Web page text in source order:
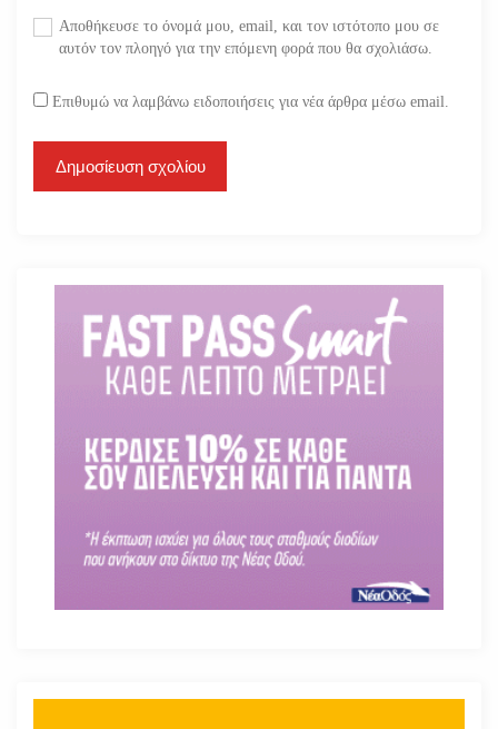
Αποθήκευσε το όνομά μου, email, και τον ιστότοπο μου σε
αυτόν τον πλοηγό για την επόμενη φορά που θα σχολιάσω.
Επιθυμώ να λαμβάνω ειδοποιήσεις για νέα άρθρα μέσω email.